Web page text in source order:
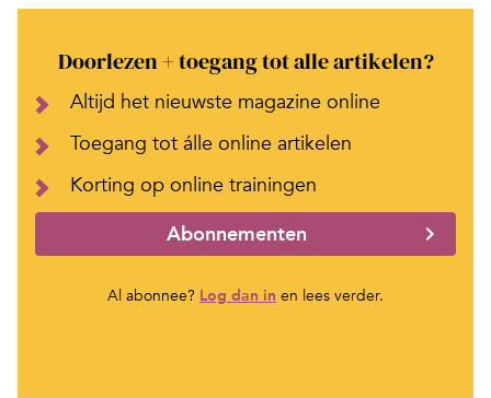
Doorlezen + toegang tot alle artikelen?
Altijd het nieuwste magazine online
Toegang tot álle online artikelen
Korting op online trainingen
Abonnementen
Al abonnee? Log dan in en lees verder.